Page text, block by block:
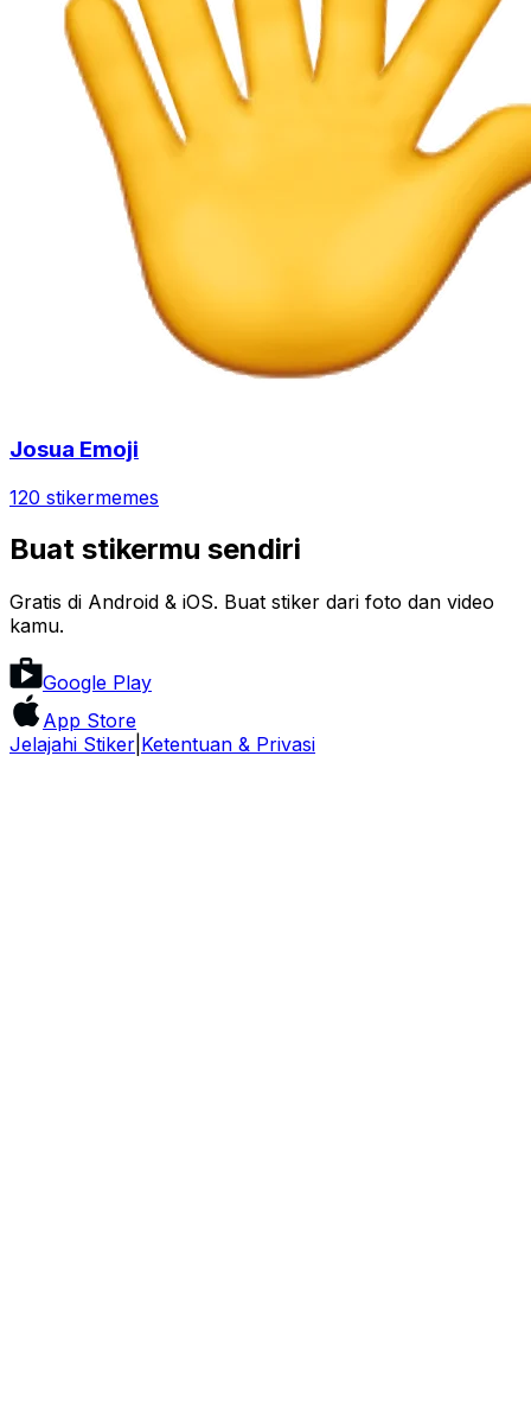
Josua Emoji
120 stikermemes
Buat stikermu sendiri
Gratis di Android & iOS. Buat stiker dari foto dan video
kamu.
Google Play
App Store
Jelajahi Stiker Ketentuan & Privasi